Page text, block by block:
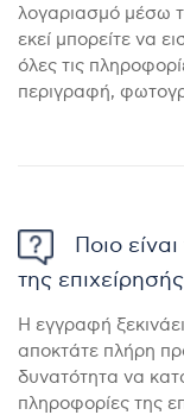
λογαριασμό μέσω
εκεί μπορείτε να
όλες τις
περιγραφή,
Ποιο
της
Η εγγραφή
αποκτάτε πλήρη
δυνατότητα να
πληροφορίες της